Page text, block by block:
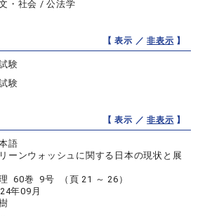
・社会 / 公法学
【 表示 ／非表示 】
験
験
【 表示 ／非表示 】
語
ーンウォッシュに関する日本の現状と展
60巻 9号 （頁 21 ～ 26）
年09月